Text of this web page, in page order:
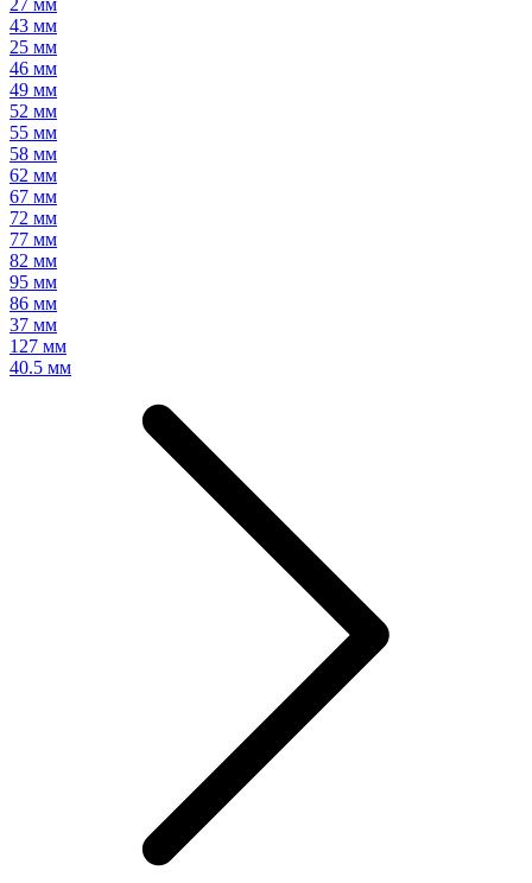
27 мм
43 мм
25 мм
46 мм
49 мм
52 мм
55 мм
58 мм
62 мм
67 мм
72 мм
77 мм
82 мм
95 мм
86 мм
37 мм
127 мм
40.5 мм